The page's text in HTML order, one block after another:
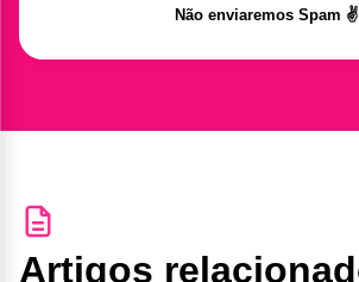
Não enviaremos Spam ✌️
Artigos